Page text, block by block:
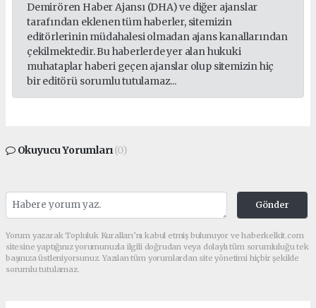
Demirören Haber Ajansı (DHA) ve diğer ajanslar
tarafından eklenen tüm haberler, sitemizin
editörlerinin müdahalesi olmadan ajans kanallarından
çekilmektedir. Bu haberlerde yer alan hukuki
muhataplar haberi geçen ajanslar olup sitemizin hiç
bir editörü sorumlu tutulamaz...
Okuyucu Yorumları(0)
Gönder
Yorum yazarak Topluluk Kuralları’nı kabul etmiş bulunuyor ve haberkelkit.com
sitesine yaptığınız yorumunuzla ilgili doğrudan veya dolaylı tüm sorumluluğu tek
başınıza üstleniyorsunuz. Yazılan tüm yorumlardan site yönetimi hiçbir şekilde
sorumlu tutulamaz.